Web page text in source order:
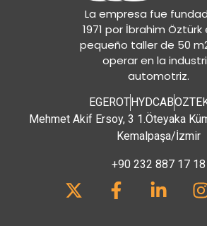
La empresa fue
1971 por İbrahim Öztürk
pequeño taller de 50
operar en la
automotriz.
EGEROTHYDCAB
Mehmet Akif Ersoy, 3 1.Öteyaka
Kemalpaşa/İzmir
+90 232 887 17 18